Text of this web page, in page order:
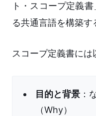
ト・スコープ定義
る共通言語を構築す
スコープ定義書には
目的と背景 ：
（Why）